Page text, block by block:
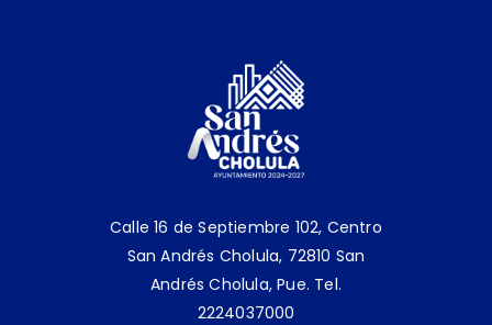
Calle 16 de Septiembre 102, Centro
San Andrés Cholula, 72810 San
Andrés Cholula, Pue. Tel.
2224037000